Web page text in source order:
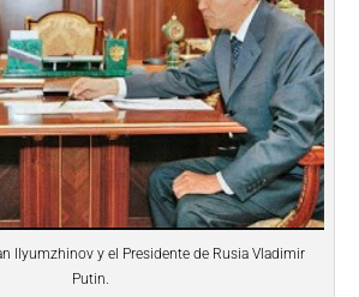
Ilyumzhinov y el Presidente de Rusia Vladimir
Putin.